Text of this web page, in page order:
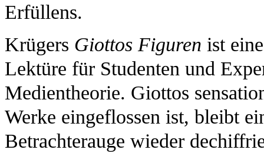
Erfüllens.
Krügers Giottos Figuren ist
Lektüre für Studenten und
Medientheorie. Giottos
Werke eingeflossen ist, bleibt
Betrachterauge wieder